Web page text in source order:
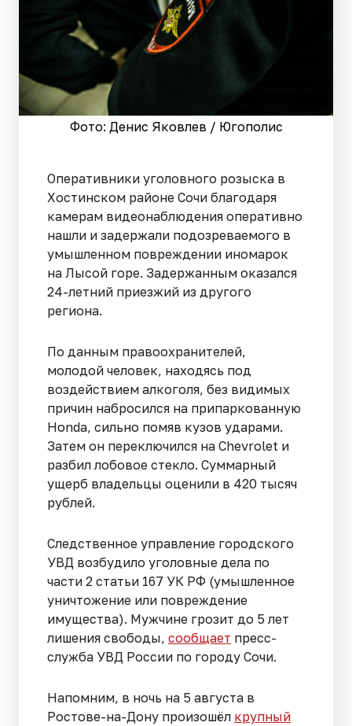
Фото: Денис Яковлев / Югополис
Оперативники уголовного розыска в
Хостинском районе Сочи благодаря
камерам видеонаблюдения оперативно
нашли и задержали подозреваемого в
умышленном повреждении иномарок
на Лысой горе. Задержанным оказался
24-летний приезжий из другого
региона.
По данным правоохранителей,
молодой человек, находясь под
воздействием алкоголя, без видимых
причин набросился на припаркованную
Honda, сильно помяв кузов ударами.
Затем он переключился на Chevrolet и
разбил лобовое стекло. Суммарный
ущерб владельцы оценили в 420 тысяч
рублей.
Следственное управление городского
УВД возбудило уголовные дела по
части 2 статьи 167 УК РФ (умышленное
уничтожение или повреждение
имущества). Мужчине грозит до 5 лет
лишения свободы, сообщает пресс-
служба УВД России по городу Сочи.
Напомним, в ночь на 5 августа в
Ростове-на-Дону произошёл крупный